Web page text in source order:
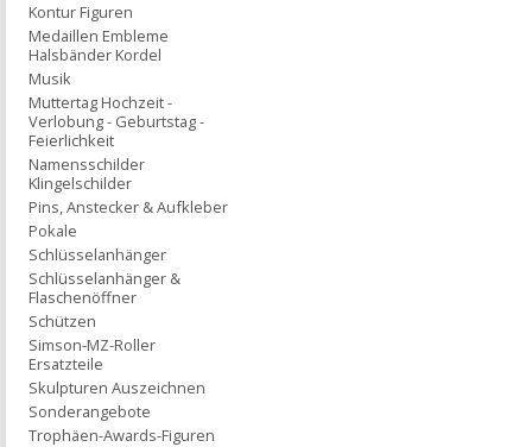
Kontur Figuren
Medaillen Embleme
Halsbänder Kordel
Musik
Muttertag Hochzeit -
Verlobung - Geburtstag -
Feierlichkeit
Namensschilder
Klingelschilder
Pins, Anstecker & Aufkleber
Pokale
Schlüsselanhänger
Schlüsselanhänger &
Flaschenöffner
Schützen
Simson-MZ-Roller
Ersatzteile
Skulpturen Auszeichnen
Sonderangebote
Trophäen-Awards-Figuren